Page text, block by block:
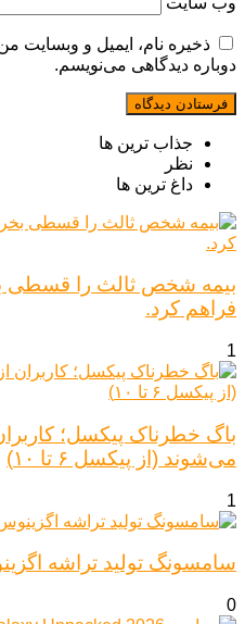
ذخیره نام، ایمیل و وبسایت
دوباره دیدگاهی می‌نویسم.
جذاب ترین ها
نظر
داغ ترین ها
بیمه شخص ثالث را قسطی
فراهم کرد.
1
می‌شوند (از پیکسل ۶ تا ۱۰)
1
سامسونگ تولید تراشه اگزینوس 2500 را
0